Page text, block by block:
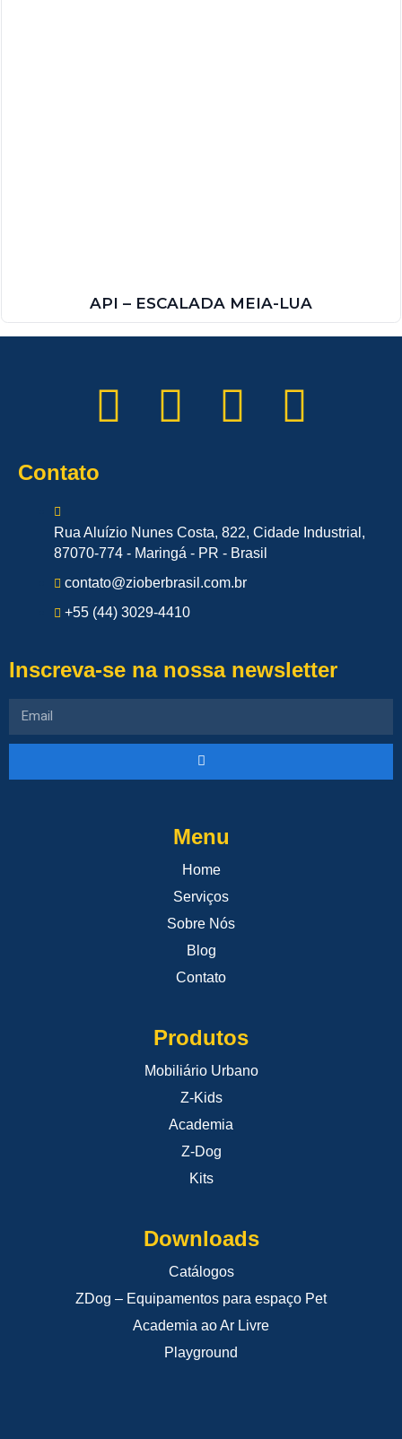
API – ESCALADA MEIA-LUA
Contato
Rua Aluízio Nunes Costa, 822, Cidade Industrial,
87070-774 - Maringá - PR - Brasil
contato@zioberbrasil.com.br
+55 (44) 3029-4410
Inscreva-se na nossa newsletter
Menu
Home
Serviços
Sobre Nós
Blog
Contato
Produtos
Mobiliário Urbano
Z-Kids
Academia
Z-Dog
Kits
Downloads
Catálogos
ZDog – Equipamentos para espaço Pet
Academia ao Ar Livre
Playground